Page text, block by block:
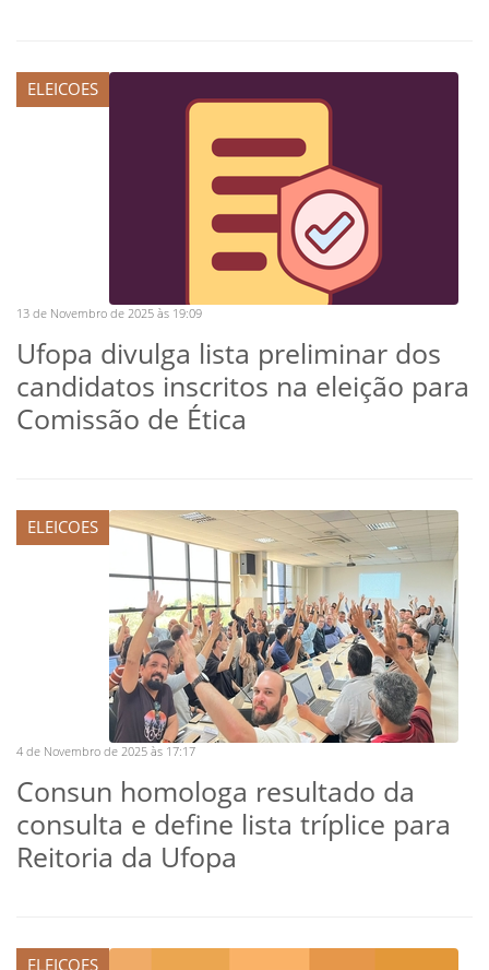
ELEICOES
13 de Novembro de 2025 às 19:09
Ufopa divulga lista preliminar dos
candidatos inscritos na eleição para
Comissão de Ética
ELEICOES
4 de Novembro de 2025 às 17:17
Consun homologa resultado da
consulta e define lista tríplice para
Reitoria da Ufopa